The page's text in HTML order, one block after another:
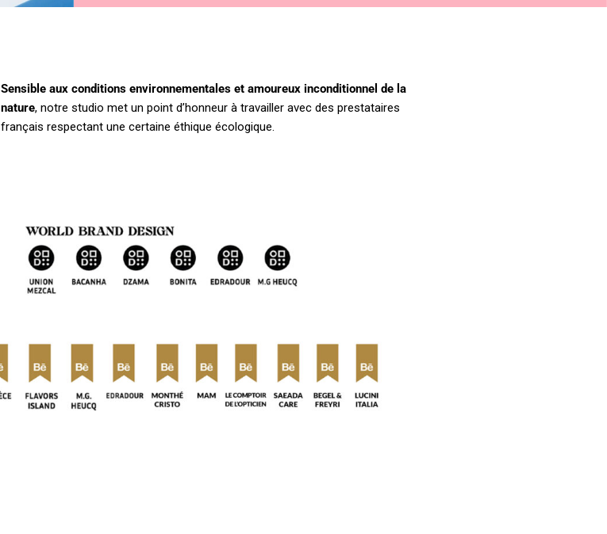
Sensible aux conditions environnementales et amoureux inconditionnel de la
nature, notre studio met un point d’honneur à travailler avec des prestataires
français respectant une certaine éthique écologique.